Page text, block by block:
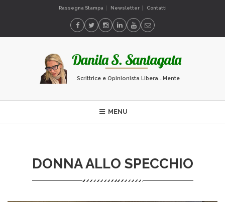
Rassegna Stampa Newsletter Contatti
Scrittrice e Opinionista Libera...Mente
MENU
DONNA ALLO SPECCHIO